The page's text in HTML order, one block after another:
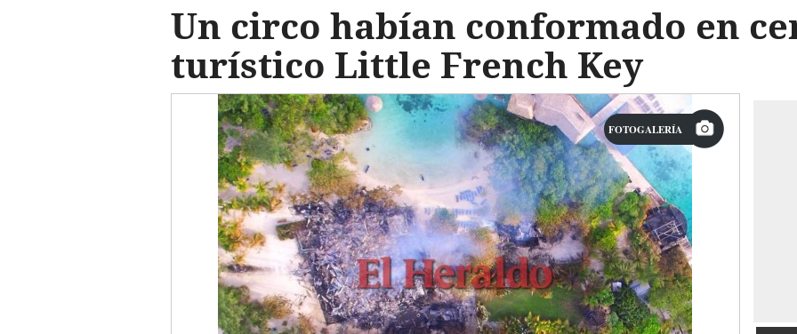
Un circo habían conformado en
turístico Little French Key
FOTOGALERÍA